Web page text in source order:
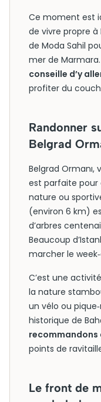
Ce moment est
de vivre propre à
de Moda Sahil
mer de Marmara.
conseille d’y
profiter du
Randonner
Belgrad
Belgrad Ormanı,
est parfaite
nature ou
(environ 6 km)
d’arbres
Beaucoup
marcher le
C’est une
la nature
un vélo ou
historique de
recommandons
points de
Le front de